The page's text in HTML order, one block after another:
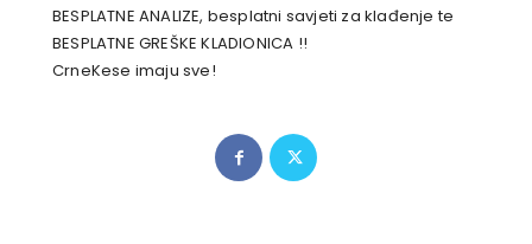
BESPLATNE ANALIZE, besplatni savjeti za klađenje te
BESPLATNE GREŠKE KLADIONICA !!
CrneKese imaju sve!